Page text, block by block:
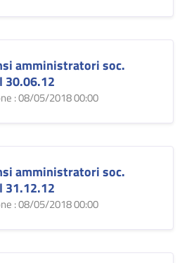
amministratori soc.
30.06.12
: 08/05/2018 00:00
amministratori soc.
31.12.12
: 08/05/2018 00:00